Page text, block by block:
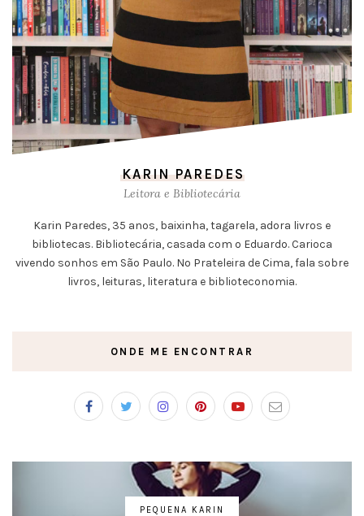
KARIN PAREDES
Leitora e Bibliotecária
Karin Paredes, 35 anos, baixinha, tagarela, adora livros e
bibliotecas. Bibliotecária, casada com o Eduardo. Carioca
vivendo sonhos em São Paulo. No Prateleira de Cima, fala sobre
livros, leituras, literatura e biblioteconomia.
ONDE ME ENCONTRAR
PEQUENA KARIN